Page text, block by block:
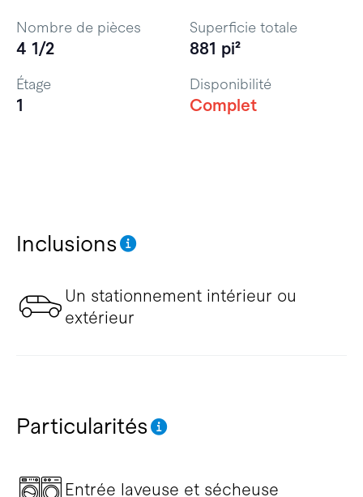
Inclusions
Un stationnement intérieur ou
extérieur
Particularités
Entrée laveuse et sécheuse
Nombre de pièces
4 1/2
Superficie totale
881 pi²
Étage
1
Disponibilité
Complet